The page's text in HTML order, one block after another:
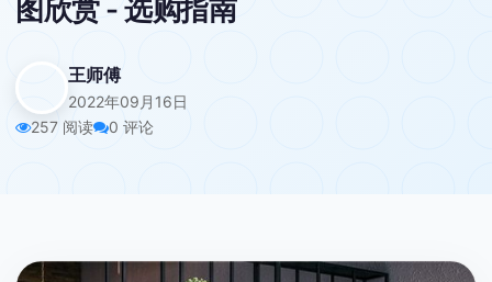
图欣赏 - 选购指南
王师傅
2022年09月16日
257 阅读
0 评论